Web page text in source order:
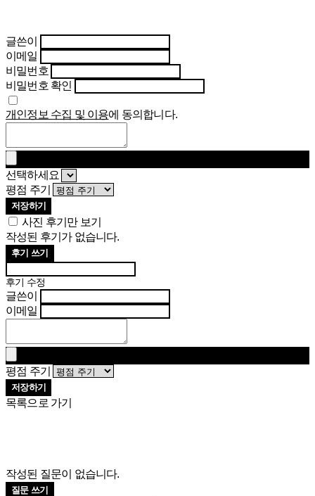
글쓴이
이메일
비밀번호
비밀번호 확인
개인정보 수집 및 이용에 동의합니다.
선택하세요
평점 주기
저장하기
사진 후기만 보기
작성된 후기가 없습니다.
후기 쓰기
후기 수정
글쓴이
이메일
평점 주기
저장하기
목록으로 가기
작성된 질문이 없습니다.
질문 쓰기